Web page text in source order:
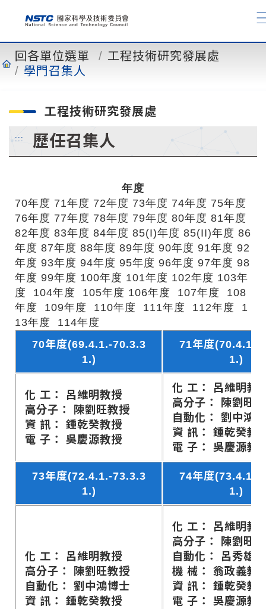
容 回各單位選單
工程技術研究發展處
學門召集人
工程技術研究發展處
::: 歷任召集人
年度
70年度 71年度 72年度 73年度 74年度 75年度
76年度 77年度 78年度 79年度 80年度 81年度
82年度 83年度 84年度 85(I)年度 85(II)年度 86
年度 87年度 88年度 89年度 90年度 91年度 92
年度 93年度 94年度 95年度 96年度 97年度 98
年度 99年度 100年度 101年度 102年度 103年
度
104年度 105年度 106年度 107年度
108
年度
109年度 110年度 111年度 112年度
1
13年度
114年度
70年度(69.4.1.-70.3.3
1.)
71年度(70.4.1.-
1.)
化 工： 呂維明教授
高分子： 陳劉旺教授
資 訊： 鍾乾癸教授
電 子： 吳慶源教授
化 工： 呂維明教
高分子： 陳劉旺
自動化： 劉中鴻
資 訊： 鍾乾癸教
電 子： 吳慶源教
73年度(72.4.1.-73.3.3
1.)
74年度(73.4.1.-
1.)
化 工： 呂維明教授
高分子： 陳劉旺教授
自動化： 劉中鴻博士
資 訊： 鍾乾癸教授
化 工： 呂維明教
高分子： 陳劉旺
自動化： 呂秀雄
機 械： 翁政義教
資 訊： 鍾乾癸教
電 子： 吳慶源教